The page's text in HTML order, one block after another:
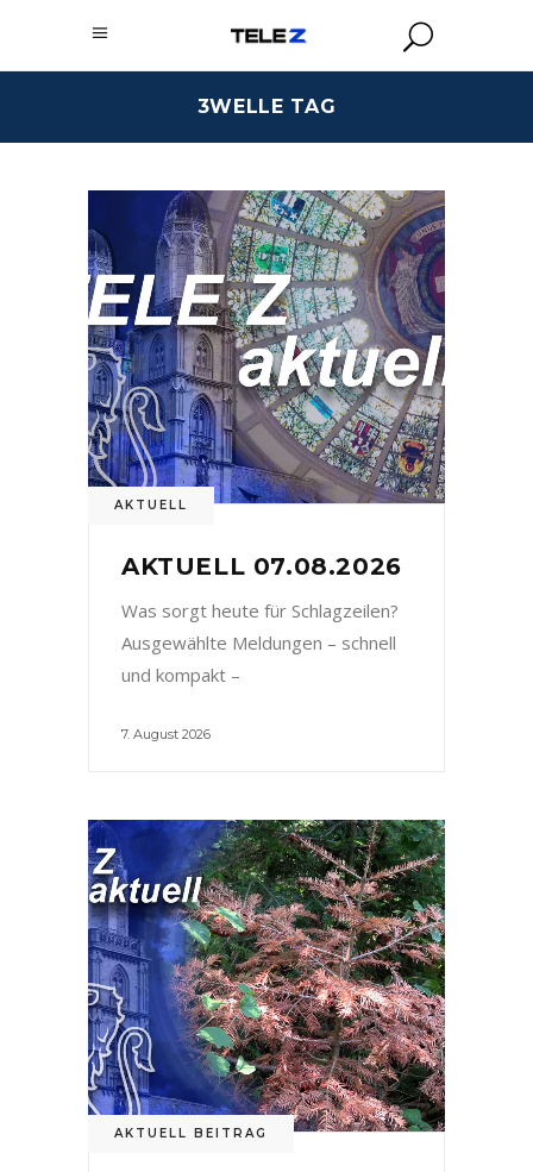
3WELLE TAG
AKTUELL
AKTUELL 07.08.2026
Was sorgt heute für Schlagzeilen?
Ausgewählte Meldungen – schnell
und kompakt –
7. August 2026
AKTUELL BEITRAG